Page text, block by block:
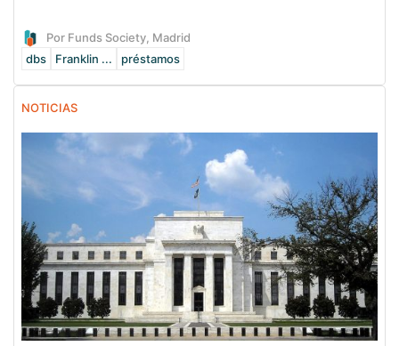
Por Funds Society, Madrid
dbs
Franklin ... préstamos
NOTICIAS